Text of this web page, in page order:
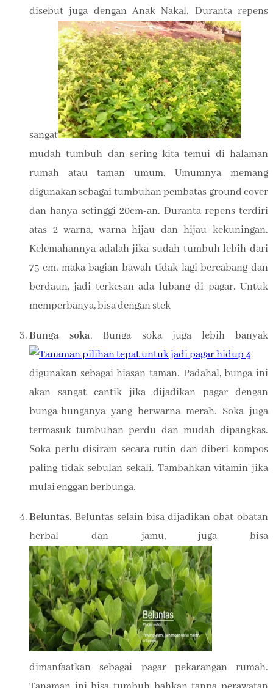
disebut juga dengan Anak Nakal. Duranta repens
sangat
mudah tumbuh dan sering kita temui di halaman
rumah atau taman umum. Umumnya memang
digunakan sebagai tumbuhan pembatas ground cover
dan hanya setinggi 20cm-an. Duranta repens terdiri
atas 2 warna, warna hijau dan hijau kekuningan.
Kelemahannya adalah jika sudah tumbuh lebih dari
75 cm, maka bagian bawah tidak lagi bercabang dan
berdaun, jadi terkesan ada lubang di pagar. Untuk
memperbanya, bisa dengan stek
Bunga soka. Bunga soka juga lebih banyak
digunakan sebagai hiasan taman. Padahal, bunga ini
akan sangat cantik jika dijadikan pagar dengan
bunga-bunganya yang berwarna merah. Soka juga
termasuk tumbuhan perdu dan mudah dipangkas.
Soka perlu disiram secara rutin dan diberi kompos
paling tidak sebulan sekali. Tambahkan vitamin jika
mulai enggan berbunga.
Beluntas. Beluntas selain bisa dijadikan obat-obatan
herbal dan jamu, juga bisa
dimanfaatkan sebagai pagar pekarangan rumah.